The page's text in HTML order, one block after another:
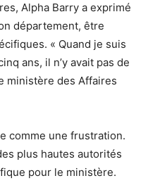
Alpha Barry a exprimé
département, être
« Quand je suis
ans, il n’y avait pas de
ministère des Affaires
comme une frustration.
plus hautes autorités
pour le ministère.